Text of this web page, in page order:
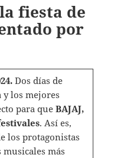
fiesta de
por
Dos días de
y los mejores
para que BAJAJ,
. Así es,
los protagonistas
más